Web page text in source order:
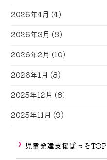
2026年4月 (4)
2026年3月 (8)
2026年2月 (10)
2026年1月 (8)
2025年12月 (8)
2025年11月 (9)
児童発達支援ぱっそTOP